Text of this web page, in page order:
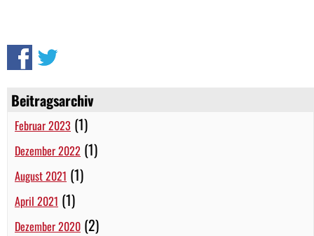
Beitragsarchiv
Februar 2023 (1)
Dezember 2022 (1)
August 2021 (1)
April 2021 (1)
Dezember 2020 (2)